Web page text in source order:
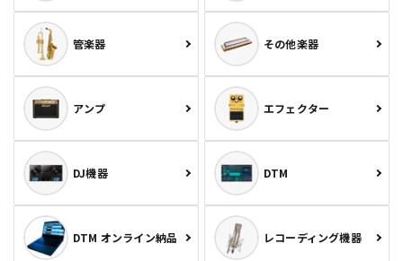
管楽器 その他楽器
アンプ エフェクター
DJ機器 DTM
DTM オンライン納品 レコーディング機器